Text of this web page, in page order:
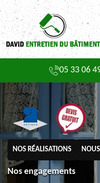
05 33 06
NOS RÉALISATIONS
Nos engagements